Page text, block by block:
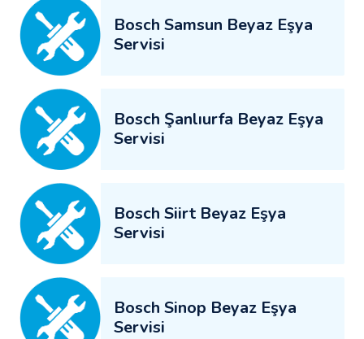
Bosch Samsun Beyaz Eşya
Servisi
Bosch Şanlıurfa Beyaz Eşya
Servisi
Bosch Siirt Beyaz Eşya
Servisi
Bosch Sinop Beyaz Eşya
Servisi